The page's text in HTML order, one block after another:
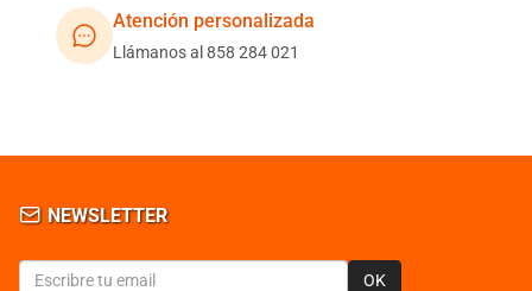
Atención personalizada
Llámanos al 858 284 021
NEWSLETTER
OK